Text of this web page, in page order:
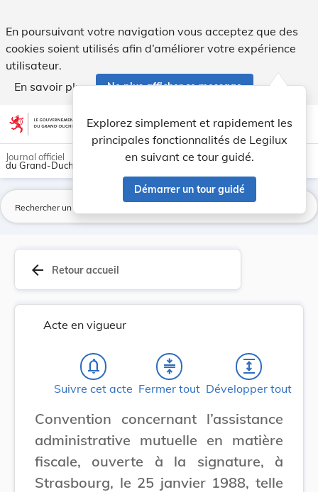
En poursuivant votre navigation vous acceptez que des
cookies soient utilisés afin d’améliorer votre expérience
utilisateur.
En savoir plus
Ne plus afficher ce message
Aller au contenu account_circle help Aide
Explorez simplement et rapidement les
principales fonctionnalités de Legilux
en suivant ce tour guidé.
Démarrer un tour guidé
light_mode dark_mode
Journal officiel
du Grand-Duché de Luxembourg
arrow_back Retour accueil
Acte en vigueur
notifications_none
Suivre cet acte
compress
Fermer tout
expand
Développer tout
Convention concernant l’assistance
administrative mutuelle en matière
fiscale, ouverte à la signature, à
Strasbourg, le 25 janvier 1988, telle